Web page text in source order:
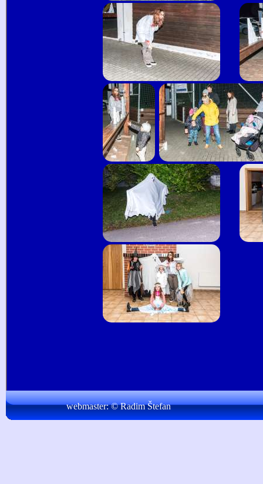
webmaster:© Radim Štefan